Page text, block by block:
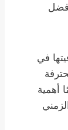
في
أهمية